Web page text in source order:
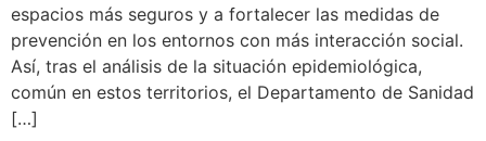
espacios más seguros y a fortalecer las medidas de
prevención en los entornos con más interacción social.
Así, tras el análisis de la situación epidemiológica,
común en estos territorios, el Departamento de Sanidad
[…]